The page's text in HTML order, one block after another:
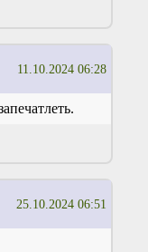
11.10.2024 06:28
25.10.2024 06:51